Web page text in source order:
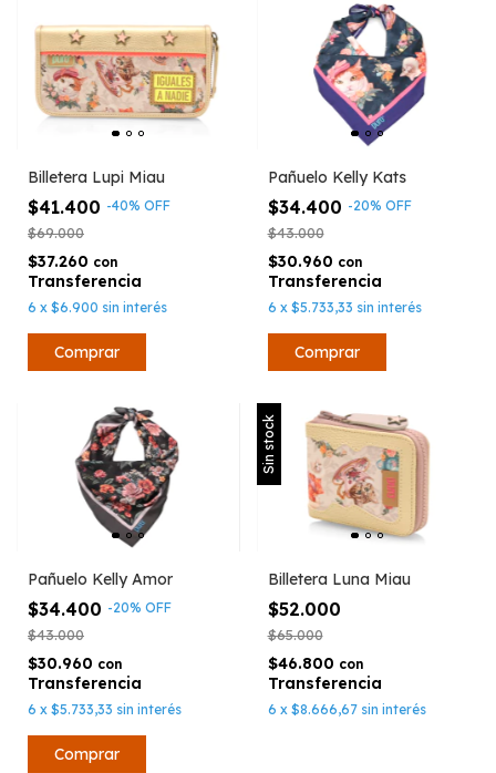
Billetera Lupi Miau
$41.400 -40% OFF
$69.000
$37.260 con
6 x $6.900 sin interés
Pañuelo Kelly Kats
$34.400 -20% OFF
$43.000
$30.960 con
6 x $5.733,33 sin interés
Pañuelo Kelly Amor
$34.400 -20% OFF
$43.000
$30.960 con
6 x $5.733,33 sin interés
Sin stock
Billetera Luna Miau
$52.000
$65.000
$46.800 con
6 x $8.666,67 sin interés